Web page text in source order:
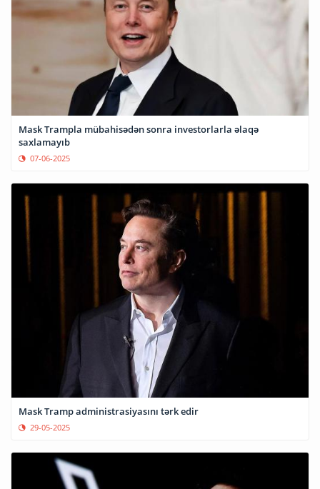
Mask Trampla mübahisədən sonra investorlarla əlaqə
saxlamayıb
07-06-2025
Mask Tramp administrasiyasını tərk edir
29-05-2025